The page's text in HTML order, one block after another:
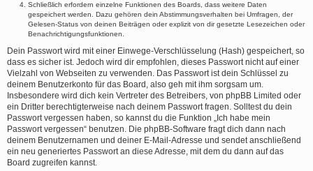
Schließlich erfordern einzelne Funktionen des Boards, dass weitere Daten
gespeichert werden. Dazu gehören dein Abstimmungsverhalten bei Umfragen, der
Gelesen-Status von deinen Beiträgen oder explizit von dir gesetzte Lesezeichen oder
Benachrichtigungsfunktionen.
Dein Passwort wird mit einer Einwege-Verschlüsselung (Hash) gespeichert, so
dass es sicher ist. Jedoch wird dir empfohlen, dieses Passwort nicht auf einer
Vielzahl von Webseiten zu verwenden. Das Passwort ist dein Schlüssel zu
deinem Benutzerkonto für das Board, also geh mit ihm sorgsam um.
Insbesondere wird dich kein Vertreter des Betreibers, von phpBB Limited oder
ein Dritter berechtigterweise nach deinem Passwort fragen. Solltest du dein
Passwort vergessen haben, so kannst du die Funktion „Ich habe mein
Passwort vergessen“ benutzen. Die phpBB-Software fragt dich dann nach
deinem Benutzernamen und deiner E-Mail-Adresse und sendet anschließend
ein neu generiertes Passwort an diese Adresse, mit dem du dann auf das
Board zugreifen kannst.